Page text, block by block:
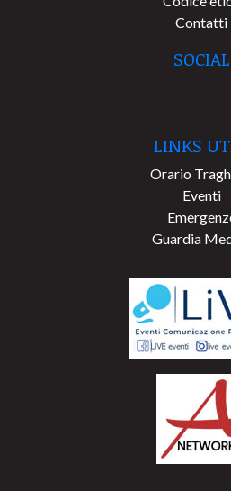
Contatti
SOCIAL
LINKS
Orario
Eventi
Guardia